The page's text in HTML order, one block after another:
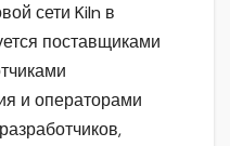
сети Kiln в
поставщиками
и операторами